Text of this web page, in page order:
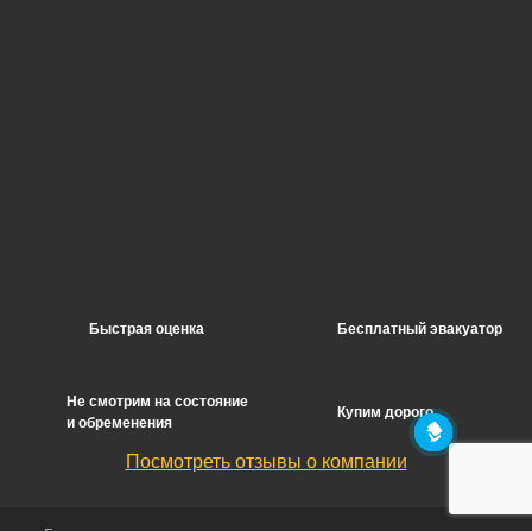
Быстрая оценка Бесплатный эвакуатор
Не смотрим на состояние
и обременения
Купим дорого
Посмотреть отзывы о компании